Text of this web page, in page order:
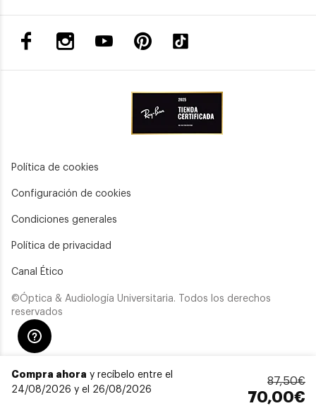
Compra ahora y recíbelo entre el
24/08/2026 y el 26/08/2026
87,50€
70,00€
Política de cookies
Configuración de cookies
Condiciones generales
Política de privacidad
Canal Ético
©Óptica & Audiología Universitaria. Todos los derechos
reservados